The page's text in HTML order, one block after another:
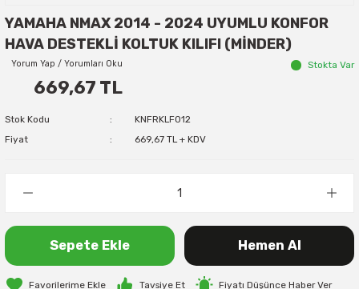
YAMAHA NMAX 2014 - 2024 UYUMLU KONFOR
HAVA DESTEKLİ KOLTUK KILIFI (MİNDER)
Yorum Yap / Yorumları Oku Stokta Var
669,67 TL
Stok Kodu
KNFRKLF012
Fiyat
669,67 TL + KDV
Sepete Ekle Hemen Al
Tavsiye Et Fiyatı Düşünce Haber Ver